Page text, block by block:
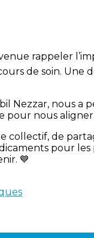
rappeler
de soin. Une
Nezzar, nous a
pour nous
collectif, de
pour
💙